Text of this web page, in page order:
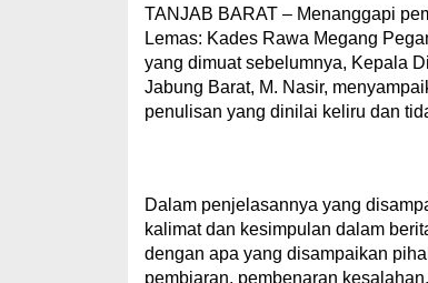
TANJAB BARAT – Menanggapi
Lemas: Kades Rawa Megang
yang dimuat sebelumnya, Kepala
Jabung Barat, M. Nasir,
penulisan yang dinilai keliru dan
Dalam penjelasannya yang
kalimat dan kesimpulan dalam
dengan apa yang disampaikan
pembiaran, pembenaran